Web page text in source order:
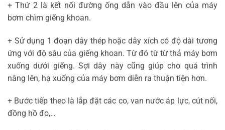
+ Thứ 2 là kết nối đường ống dẫn vào đầu lên của máy
bơm chìm giếng khoan.
+ Sử dụng 1 đoạn dây thép hoặc dây xích có độ dài tương
ứng với độ sâu của giếng khoan. Từ đó từ từ thả máy bơm
xuống dưới giếng. Sợi dây này cũng giúp cho quá trình
nâng lên, hạ xuống của máy bơm diễn ra thuận tiện hơn.
+ Bước tiếp theo là lắp đặt các co, van nước áp lực, cút nối,
đồng hồ đo,…